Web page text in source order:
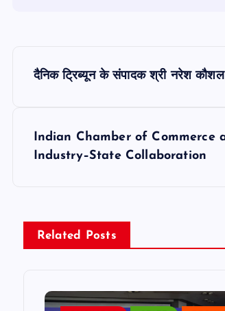
n
a
दैनिक ट्रिब्यून के संपादक श्री नरेश कौशल
Indian Chamber of Commerce
Industry–State Collaboration
Related Posts